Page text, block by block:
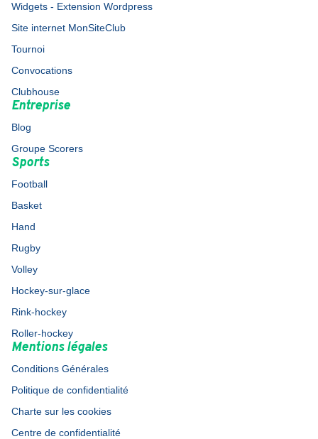
Widgets - Extension Wordpress
Site internet MonSiteClub
Tournoi
Convocations
Clubhouse
Entreprise
Blog
Groupe Scorers
Sports
Football
Basket
Hand
Rugby
Volley
Hockey-sur-glace
Rink-hockey
Roller-hockey
Mentions légales
Conditions Générales
Politique de confidentialité
Charte sur les cookies
Centre de confidentialité